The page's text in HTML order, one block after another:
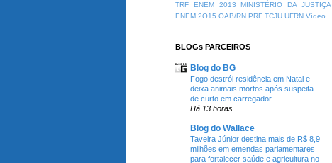
TRF
ENEM 2013
MINISTÉRIO DA JUSTIÇA
ENEM 2O15 OAB/RN PRF TCJU UFRN Vídeo
BLOGs PARCEIROS
Blog do BG
Fogo destrói residência em Natal e
deixa animais mortos após suspeita
de curto em carregador
Há 13 horas
Blog do Wallace
Taveira Júnior destina mais de R$ 8,9
milhões em emendas parlamentares
para fortalecer saúde e agricultura no